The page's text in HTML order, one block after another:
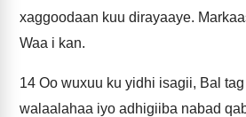
xaggoodaan kuu dirayaaye.
Waa i kan.
14 Oo wuxuu ku yidhi isagii, Bal
walaalahaa iyo adhigiiba nabad